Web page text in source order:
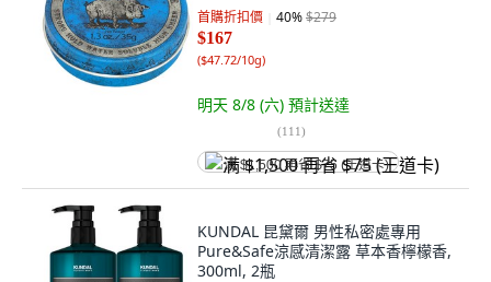
首購折扣價 40%$279
$167
($47.72/10g)
明天 8/8 (六) 預計送達
(111)
满 $1,500 再省 $75 (王道卡)
KUNDAL 昆黛爾 男性私密處專用
Pure&Safe涼感清潔露 草本香檸檬香,
300ml, 2瓶